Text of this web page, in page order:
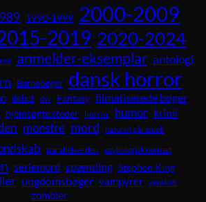
1990-1999 2000-2009
2019 2020-2024
anmelder-eksemplar antologi
Børnebøger dansk horror
debut dyr Fantasy filmatiserede bøger
hjemsøgte steder horror humor krimi
monstre mord naturen går amok
parallelverden psykologisk portræt
seriemord spænding Stephen King
ungdomsbøger vampyrer venskab
zombier